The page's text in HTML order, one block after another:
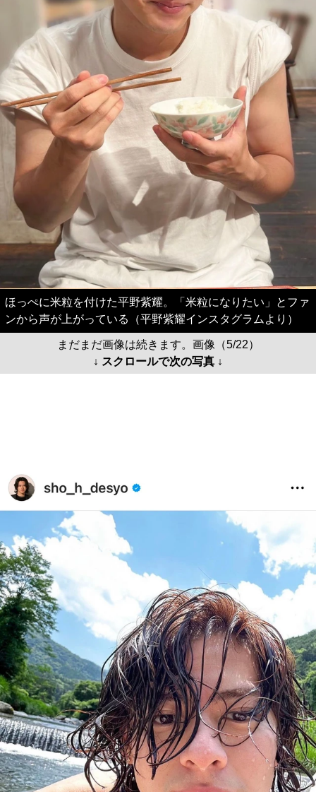
ほっぺに米粒を付けた平野紫耀。「米粒になりたい」とファ
ンから声が上がっている（平野紫耀インスタグラムより）
まだまだ画像は続きます。画像（5/22）
↓ スクロールで次の写真 ↓